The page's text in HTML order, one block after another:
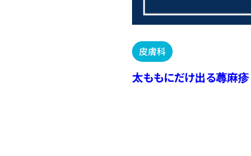
皮膚科
太ももにだけ出る蕁麻疹